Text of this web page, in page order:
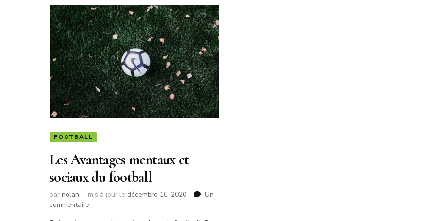
FOOTBALL
Les Avantages mentaux et
sociaux du football
par nolan mis à jour le décembre 10, 2020
Un
commentaire